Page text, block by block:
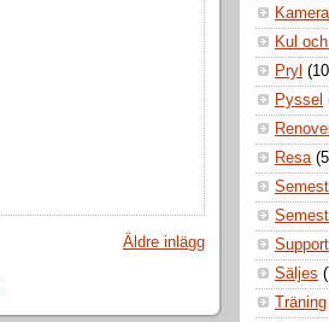
Äldre inlägg
Kamera
Kul
Pryl
Pyssel
Resa
Support
Säljes
Träning